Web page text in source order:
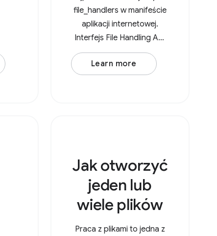
file_handlers w manifeście
aplikacji internetowej.
Interfejs File Handling API
wymaga określenia
właściwości action (adres
Learn more
Jak otworzyć
jeden lub
wiele plików
Praca z plikami to jedna z